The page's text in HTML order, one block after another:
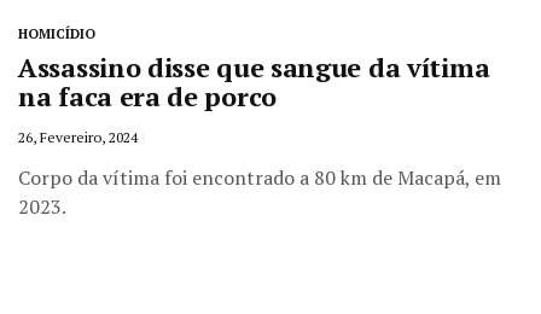
HOMICÍDIO
Assassino disse que sangue da vítima
na faca era de porco
26, Fevereiro, 2024
Corpo da vítima foi encontrado a 80 km de Macapá, em
2023.